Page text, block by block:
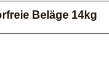
Beläge 14kg